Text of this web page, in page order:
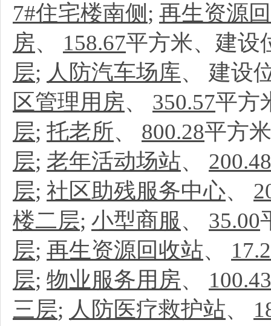
7#住宅楼南侧 ; 再生资源
房、 158.67平方米、建设
层; 人防汽车场库、 建设
区管理用房、 350.57平方
层; 托老所、 800.28平方
层; 老年活动场站、 200.48
层; 社区助残服务中心、
楼二层; 小型商服、 35.00
层; 再生资源回收站、
层; 物业服务用房、 100.43
三层; 人防医疗救护站、